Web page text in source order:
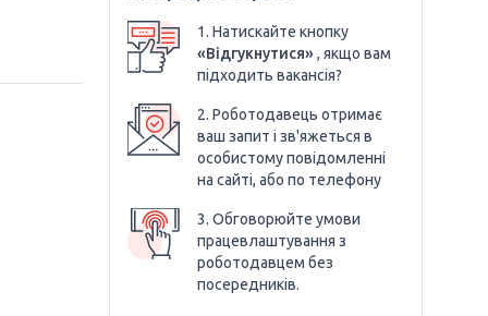
1. Натискайте кнопку
«Відгукнутися», якщо вам
підходить вакансія?
2. Роботодавець отримає
ваш запит і зв'яжеться в
особистому повідомленні
на сайті, або по телефону
3. Обговорюйте умови
працевлаштування з
роботодавцем без
посередників.